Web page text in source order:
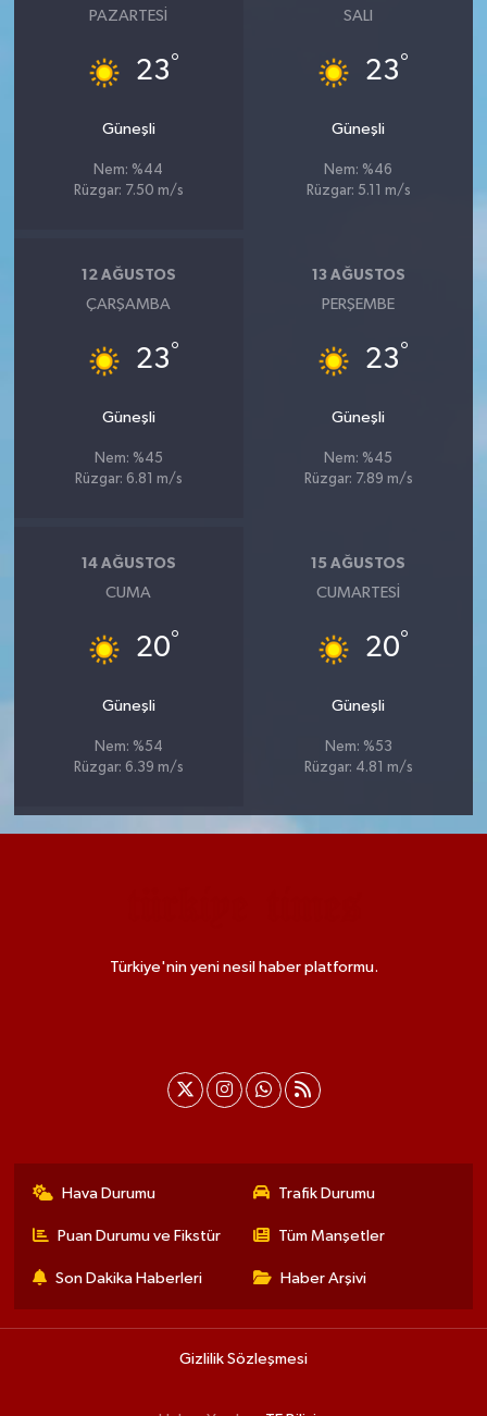
PAZARTESI
23°
Güneşli
Nem: %44
Rüzgar: 7.50 m/s
SALI
23°
Güneşli
Nem: %46
Rüzgar: 5.11 m/s
12 AĞUSTOS
ÇARŞAMBA
23°
Güneşli
Nem: %45
Rüzgar: 6.81 m/s
13 AĞUSTOS
PERŞEMBE
23°
Güneşli
Nem: %45
Rüzgar: 7.89 m/s
14 AĞUSTOS
CUMA
20°
Güneşli
Nem: %54
Rüzgar: 6.39 m/s
15 AĞUSTOS
CUMARTESI
20°
Güneşli
Nem: %53
Rüzgar: 4.81 m/s
Türkiye'nin yeni nesil haber platformu.
Hava Durumu Trafik Durumu
Puan Durumu ve Fikstür Tüm Manşetler
Son Dakika Haberleri Haber Arşivi
Gizlilik Sözleşmesi